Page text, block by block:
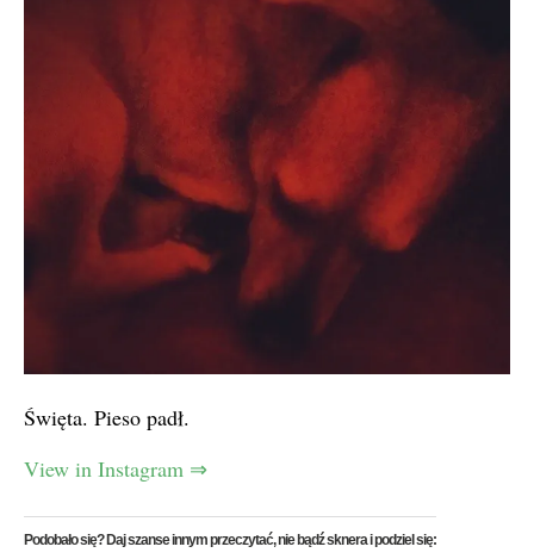
Święta. Pieso padł.
View in Instagram ⇒
Podobało się? Daj szanse innym przeczytać, nie bądź sknera i podziel się: